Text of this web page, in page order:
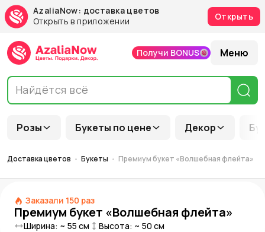
AzaliaNow: доставка цветов
Открыть в приложении
Открыть
Розы Букеты по цене Декор
Получи BONUS Меню
Доставка цветов Букеты Премиум букет «Волшебная флейта»
Заказали 150 раз
Премиум букет «Волшебная флейта»
Ширина: ~ 55 см Высота: ~ 50 см